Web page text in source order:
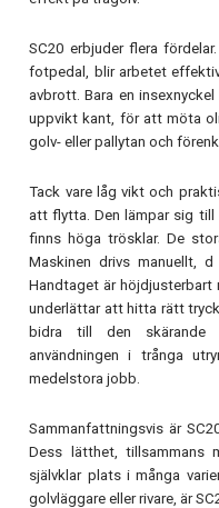
SC20 erbjuder flera
fotpedal, blir arbetet
avbrott. Bara en
uppvikt kant, för att möta
golv- eller pallytan och
Tack vare låg vikt och
att flytta. Den lämpar sig till
finns höga trösklar. De
Maskinen drivs manuellt,
Handtaget är höjdjusterbart
underlättar att hitta rätt
bidra till den skärande
användningen i trånga
medelstora jobb.
Sammanfattningsvis är
Dess lätthet, tillsammans
självklar plats i många
golvläggare eller rivare, är